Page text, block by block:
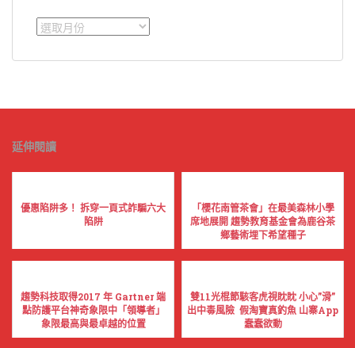
彙
延伸閱讀
優惠陷阱多！ 拆穿一頁式詐騙六大
陷阱
「櫻花南管茶會」在最美森林小學
席地展開 趨勢教育基金會為鹿谷茶
鄉藝術埋下希望種子
趨勢科技取得2017 年 Gartner 端
點防護平台神奇象限中「領導者」
象限最高與最卓越的位置
雙11光棍節駭客虎視眈眈 小心”滑”
出中毒風險 假淘寶真釣魚 山寨App
蠢蠢欲動